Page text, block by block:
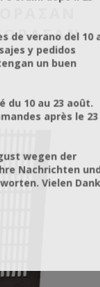
de verano del 10
y pedidos
un buen
du 10 au 23 août.
après le 23
wegen der
Nachrichten
Vielen Dank